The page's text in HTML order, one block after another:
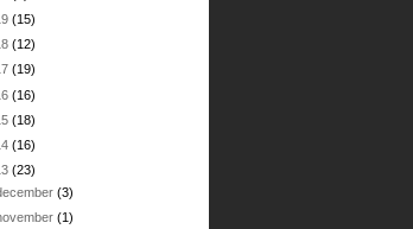
(15)
(12)
(19)
(16)
(18)
(16)
(23)
(3)
(1)